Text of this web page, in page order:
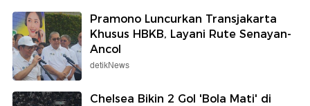
Pramono Luncurkan Transjakarta
Khusus HBKB, Layani Rute Senayan-
Ancol
detikNews
Chelsea Bikin 2 Gol 'Bola Mati' di